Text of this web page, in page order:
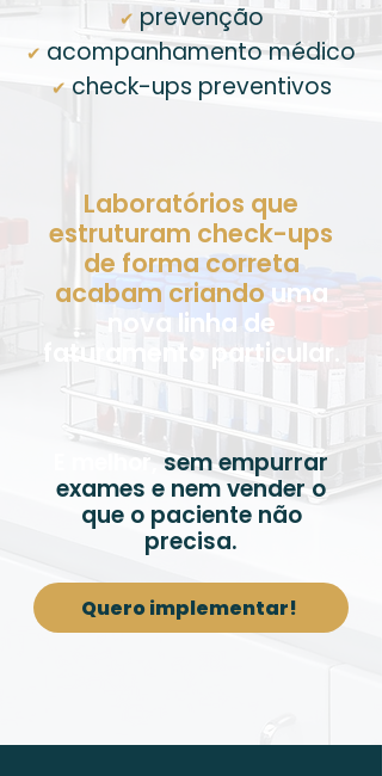
✔ prevenção
✔ acompanhamento médico
✔ check-ups preventivos
Laboratórios que
estruturam check-ups
de forma correta
acabam criando uma
nova linha de
faturamento particular.
E melhor,sem empurrar
exames e nem vender o
que o paciente não
precisa.
Quero implementar!